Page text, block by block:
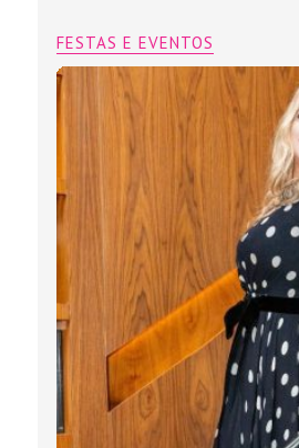
FESTAS E EVENTOS